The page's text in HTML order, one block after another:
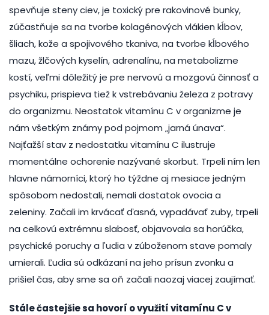
spevňuje steny ciev, je toxický pre rakovinové bunky,
zúčastňuje sa na tvorbe kolagénových vlákien kĺbov,
šliach, kože a spojivového tkaniva, na tvorbe kĺbového
mazu, žlčových kyselín, adrenalínu, na metabolizme
kostí, veľmi dôležitý je pre nervovú a mozgovú činnosť a
psychiku, prispieva tiež k vstrebávaniu železa z potravy
do organizmu. Neostatok vitamínu C v organizme je
nám všetkým známy pod pojmom „jarná únava“.
Najťažší stav z nedostatku vitamínu C ilustruje
momentálne ochorenie nazývané skorbut. Trpeli ním len
hlavne námorníci, ktorý ho týždne aj mesiace jedným
spôsobom nedostali, nemali dostatok ovocia a
zeleniny. Začali im krvácať ďasná, vypadávať zuby, trpeli
na celkovú extrémnu slabosť, objavovala sa horúčka,
psychické poruchy a ľudia v zúboženom stave pomaly
umierali. Ľudia sú odkázaní na jeho prísun zvonku a
prišiel čas, aby sme sa oň začali naozaj viacej zaujímať.
Stále častejšie sa hovorí o využití vitamínu C v